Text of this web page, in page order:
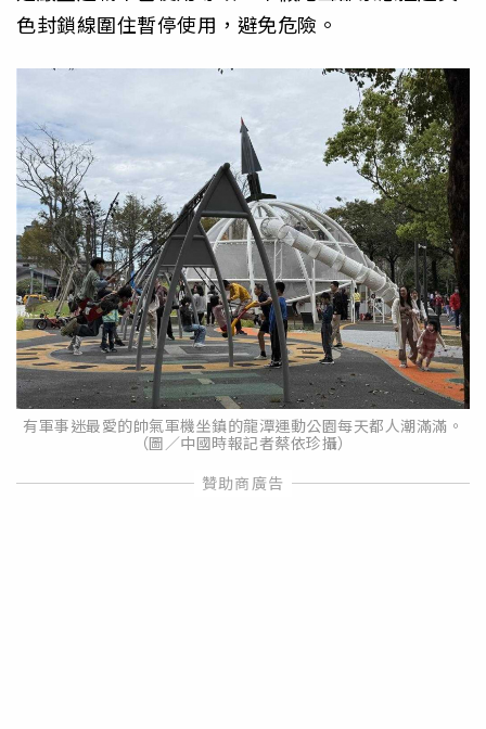
色封鎖線圍住暫停使用，避免危險。
有軍事迷最愛的帥氣軍機坐鎮的龍潭運動公園每天都人潮滿滿。
（圖／中國時報記者蔡依珍攝）